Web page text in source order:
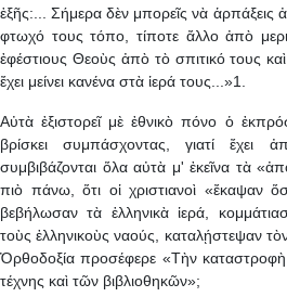
ἑξῆς:... Σήμερα δὲν μπορεῖς νὰ ἁρπάξεις
φτωχό τους τόπο, τίποτε ἄλλο ἀπὸ
ἐφέστιους Θεοὺς ἀπὸ τὸ σπιτικό τους
ἔχει μείνει κανένα στὰ ἱερά τους...»1.
Αὐτὰ ἐξιστορεῖ μὲ ἐθνικὸ πόνο ὁ
βρίσκει συμπάσχοντας, γιατί
συμβιβάζονται ὅλα αὐτὰ μ' ἐκεῖνα τὰ
πιὸ πάνω, ὅτι οἱ χριστιανοὶ «ἔκαψαν
βεβήλωσαν τὰ ἑλληνικὰ ἱερά,
τοὺς ἑλληνικοὺς ναούς, καταλῄστεψαν
Ὀρθοδοξία προσέφερε «Τὴν
τέχνης καὶ τῶν βιβλιοθηκῶν»;